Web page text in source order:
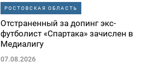
РОСТОВСКАЯ ОБЛАСТЬ
Отстраненный за допинг экс-
футболист «Спартака» зачислен в
Медиалигу
07.08.2026